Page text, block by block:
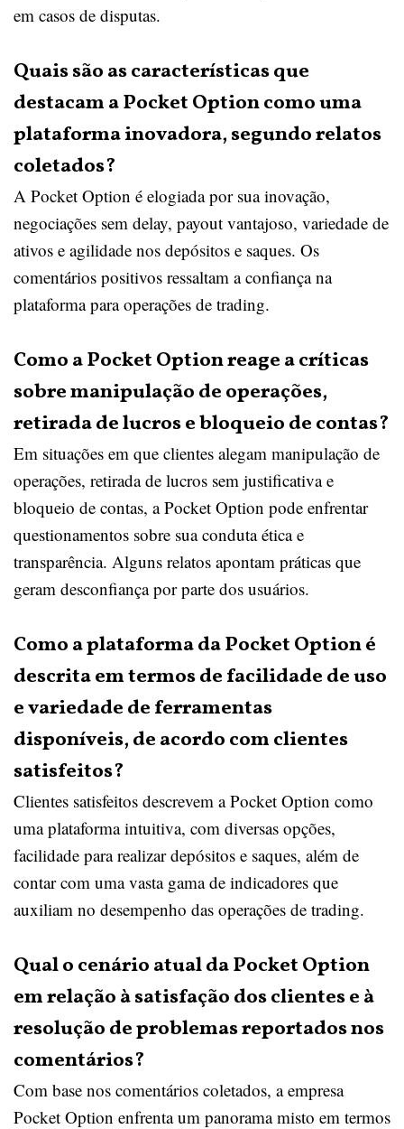
em casos de disputas.
Quais são as características que
destacam a Pocket Option como uma
plataforma inovadora, segundo relatos
coletados?
A Pocket Option é elogiada por sua inovação,
negociações sem delay, payout vantajoso, variedade de
ativos e agilidade nos depósitos e saques. Os
comentários positivos ressaltam a confiança na
plataforma para operações de trading.
Como a Pocket Option reage a críticas
sobre manipulação de operações,
retirada de lucros e bloqueio de contas?
Em situações em que clientes alegam manipulação de
operações, retirada de lucros sem justificativa e
bloqueio de contas, a Pocket Option pode enfrentar
questionamentos sobre sua conduta ética e
transparência. Alguns relatos apontam práticas que
geram desconfiança por parte dos usuários.
Como a plataforma da Pocket Option é
descrita em termos de facilidade de uso
e variedade de ferramentas
disponíveis, de acordo com clientes
satisfeitos?
Clientes satisfeitos descrevem a Pocket Option como
uma plataforma intuitiva, com diversas opções,
facilidade para realizar depósitos e saques, além de
contar com uma vasta gama de indicadores que
auxiliam no desempenho das operações de trading.
Qual o cenário atual da Pocket Option
em relação à satisfação dos clientes e à
resolução de problemas reportados nos
comentários?
Com base nos comentários coletados, a empresa
Pocket Option enfrenta um panorama misto em termos